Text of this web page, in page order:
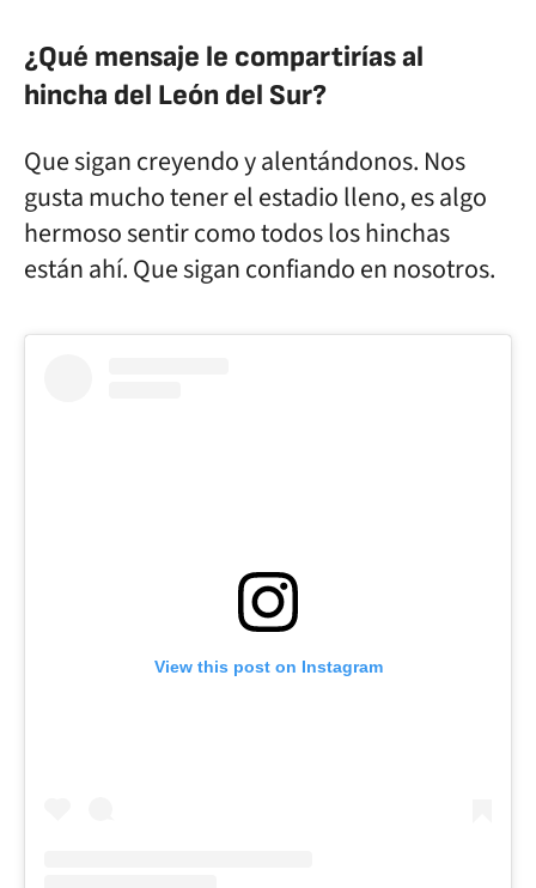
¿Qué mensaje le compartirías al
hincha del León del Sur?
Que sigan creyendo y alentándonos. Nos
gusta mucho tener el estadio lleno, es algo
hermoso sentir como todos los hinchas
están ahí. Que sigan confiando en nosotros.
View this post on Instagram